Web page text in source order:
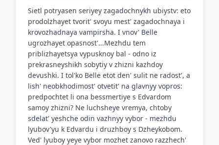
Sietl potryasen seriyey zagadochnykh ubiystv: eto
prodolzhayet tvorit' svoyu mest' zagadochnaya i
krovozhadnaya vampirsha. I vnov' Belle
ugrozhayet opasnost'...Mezhdu tem
priblizhayetsya vypusknoy bal - odno iz
prekrasneyshikh sobytiy v zhizni kazhdoy
devushki. I tol'ko Belle etot den' sulit ne radost', a
lish' neobkhodimost' otvetit' na glavnyy vopros:
predpochtet li ona bessmertiye s Edvardom
samoy zhizni? Ne luchsheye vremya, chtoby
sdelat' yeshche odin vazhnyy vybor - mezhdu
lyubov'yu k Edvardu i druzhboy s Dzheykobom.
Ved' lyuboy yeye vybor mozhet zanovo razzhech'